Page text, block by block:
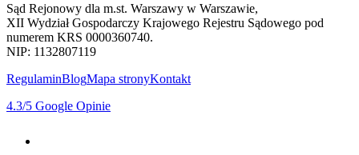
Sąd Rejonowy dla m.st. Warszawy w Warszawie,
XII Wydział Gospodarczy Krajowego Rejestru Sądowego pod
numerem KRS 0000360740.
NIP: 1132807119
RegulaminBlogMapa stronyKontakt
4.3/5 Google Opinie